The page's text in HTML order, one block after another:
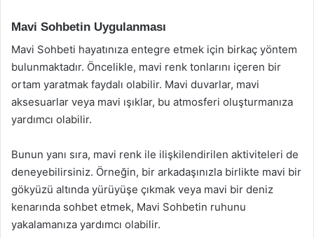
Mavi Sohbetin Uygulanması
Mavi Sohbeti hayatınıza entegre etmek için birkaç yöntem
bulunmaktadır. Öncelikle, mavi renk tonlarını içeren bir
ortam yaratmak faydalı olabilir. Mavi duvarlar, mavi
aksesuarlar veya mavi ışıklar, bu atmosferi oluşturmanıza
yardımcı olabilir.
Bunun yanı sıra, mavi renk ile ilişkilendirilen aktiviteleri de
deneyebilirsiniz. Örneğin, bir arkadaşınızla birlikte mavi bir
gökyüzü altında yürüyüşe çıkmak veya mavi bir deniz
kenarında sohbet etmek, Mavi Sohbetin ruhunu
yakalamanıza yardımcı olabilir.